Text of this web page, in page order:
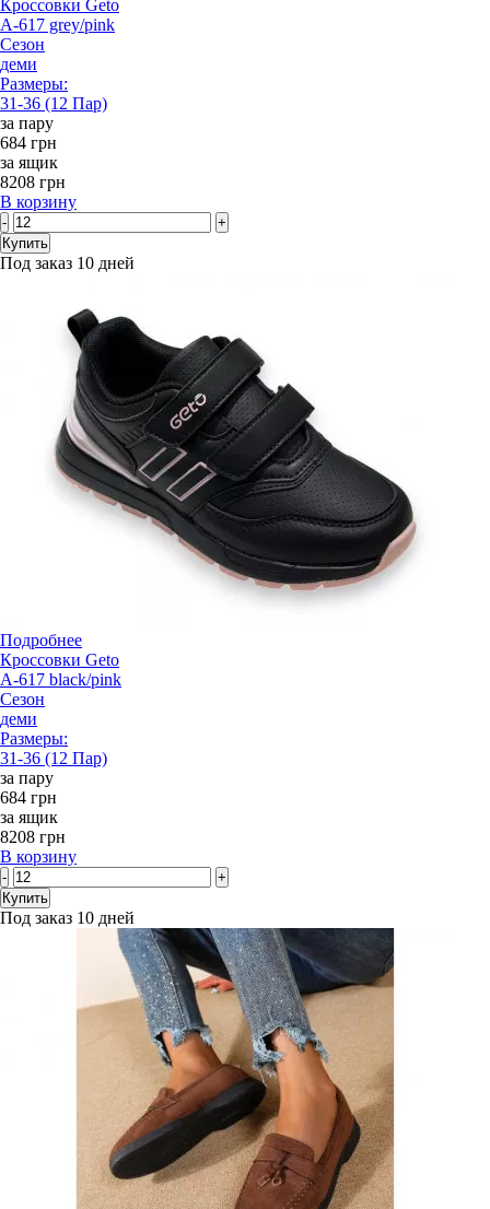
Кроссовки Geto
A-617 grey/pink
Сезон
деми
Размеры:
31-36 (12 Пар)
за пару
684 грн
за ящик
8208 грн
В корзину
-
+
Купить
Под заказ 10 дней
Подробнее
Кроссовки Geto
A-617 black/pink
Сезон
деми
Размеры:
31-36 (12 Пар)
за пару
684 грн
за ящик
8208 грн
В корзину
-
+
Купить
Под заказ 10 дней